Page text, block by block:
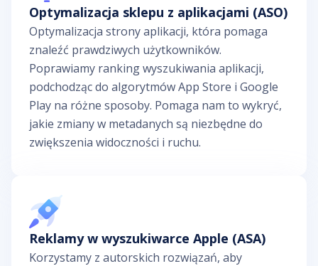
Optymalizacja sklepu z aplikacjami (ASO)
Optymalizacja strony aplikacji, która pomaga
znaleźć prawdziwych użytkowników.
Poprawiamy ranking wyszukiwania aplikacji,
podchodząc do algorytmów App Store i Google
Play na różne sposoby. Pomaga nam to wykryć,
jakie zmiany w metadanych są niezbędne do
zwiększenia widoczności i ruchu.
Reklamy w wyszukiwarce Apple (ASA)
Korzystamy z autorskich rozwiązań, aby